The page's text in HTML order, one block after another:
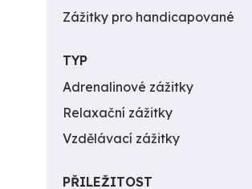
Zážitky pro handicapované
TYP
Adrenalinové zážitky
Relaxační zážitky
Vzdělávací zážitky
PŘILEŽITOST